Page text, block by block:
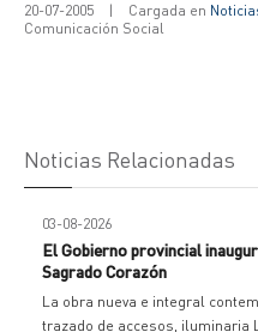
20-07-2005 | Cargada en
Comunicación Social
Noticias Relacionadas
03-08-2026
El Gobierno provincial
Sagrado Corazón
La obra nueva e integral
trazado de accesos, iluminaria